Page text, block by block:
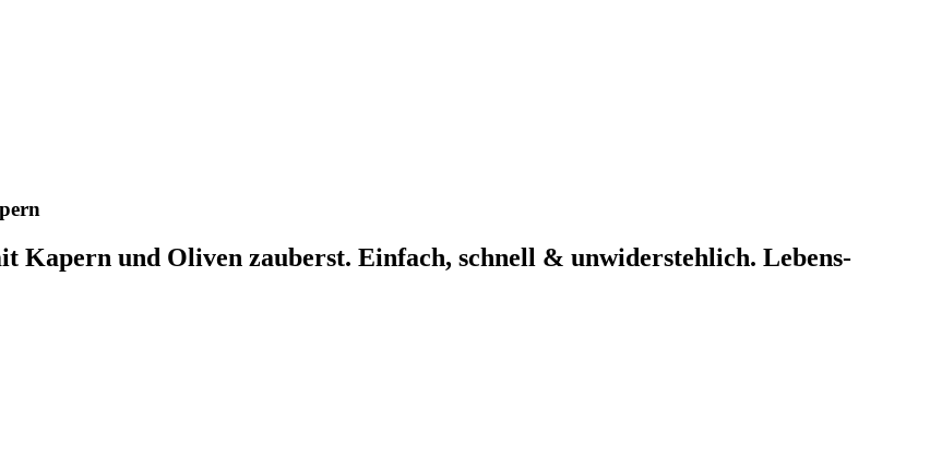
Kapern und Oliven zauberst. Einfach, schnell & unwiderstehlich. Lebens-